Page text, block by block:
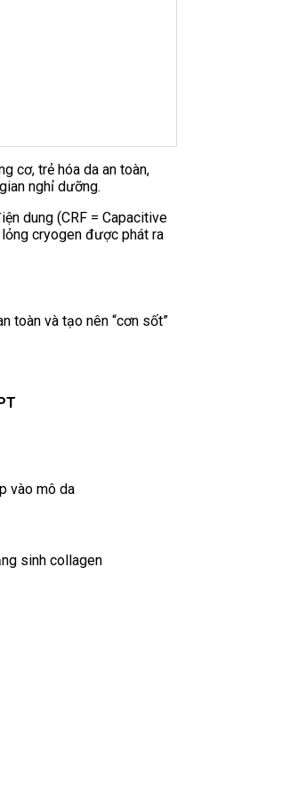
cơ, trẻ hóa da an toàn,
nghỉ dưỡng.
dung (CRF = Capacitive
cryogen được phát ra
toàn và tạo nên “cơn sốt”
vào mô da
sinh collagen